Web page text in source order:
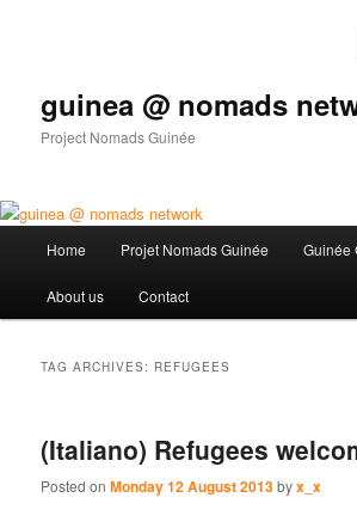
guinea @ nomads
Project Nomads Guinée
Skip to primary content
Skip to secondary content
Home Projet Nomads Guinée Guinée
About us Contact
TAG ARCHIVES: REFUGEES
(Italiano) Refugees
Posted onMonday 12 August 2013byx_x